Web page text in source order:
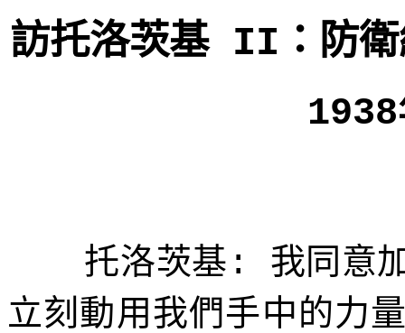
訪托洛茨基II ：防
1938
托洛茨基 : 我同意
立刻動用我們手中的力